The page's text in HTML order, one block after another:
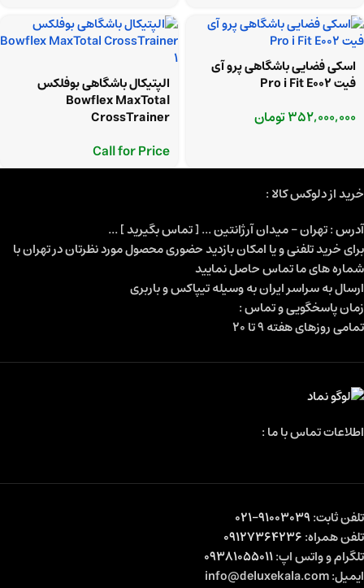
اسکی فضایی باشگاهی پرو آی
فیت Pro i Fit E002
352,000,000تومان
الپتیکال باشگاهی بوفلکس
Bowflex MaxTotal
CrossTrainer
Call for Price
خرید از دلوکس کالا :
آدرس : تهران - میدان آرژانتین ... [ تماس بگیرید ] ...
برای خرید تلفنی و یا امکان بازدید حضوری محصول مورد نظرتان در تهران با
شماره های ما تماس حاصل نمایید
ارسال به سراسر ایران به وسیله تیپاکس و باربری
زمان پاسخگویی و تماس :
تمامی روزهای هفته 9 تا 20
اطلاعات تماس با ما :
تلفن ثابت:91003039-021
تلفن همراه:09127364236
تلگرام و واتس اپ:09381055011
ایمیل: info@deluxekala.com